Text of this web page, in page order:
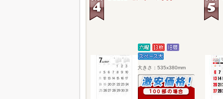
大きさ：535x380mm